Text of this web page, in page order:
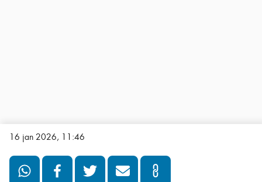
16 jan 2026, 11:46